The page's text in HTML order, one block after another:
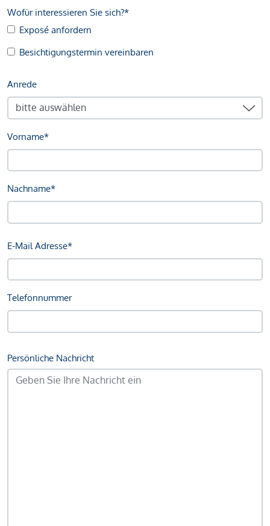
Wofür interessieren Sie sich?*
Exposé anfordern
Besichtigungstermin vereinbaren
Anrede
Vorname*
Nachname*
E-Mail Adresse*
Telefonnummer
Persönliche Nachricht